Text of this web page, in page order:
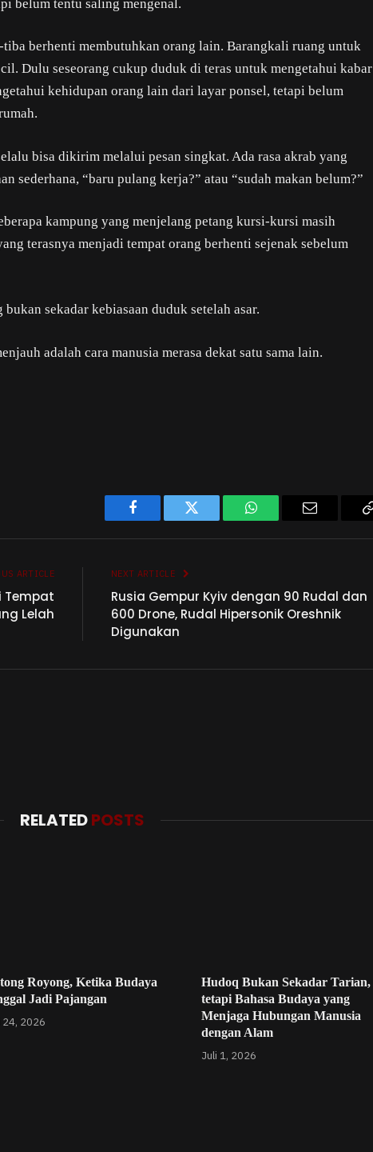
belum tentu saling mengenal.
berhenti membutuhkan orang lain. Barangkali ruang untuk
Dulu seseorang cukup duduk di teras untuk mengetahui kabar
kehidupan orang lain dari layar ponsel, tetapi belum
bisa dikirim melalui pesan singkat. Ada rasa akrab yang
sederhana, “baru pulang kerja?” atau “sudah makan belum?”
kampung yang menjelang petang kursi-kursi masih
terasnya menjadi tempat orang berhenti sejenak sebelum
sekadar kebiasaan duduk setelah asar.
adalah cara manusia merasa dekat satu sama lain.
Facebook Twitter WhatsApp
ARTICLE
Tempat
Lelah
NEXT ARTICLE
Rusia Gempur Kyiv dengan 90 Rudal dan
600 Drone, Rudal Hipersonik Oreshnik
Digunakan
RELATEDPOSTS
Royong, Ketika Budaya
Jadi Pajangan
24, 2026
Hudoq Bukan Sekadar Tarian,
tetapi Bahasa Budaya yang
Menjaga Hubungan Manusia
dengan Alam
Juli 1, 2026